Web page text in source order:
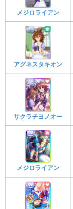
メジロライアン
アグネスタキオン
サクラチヨノオー
メジロライアン